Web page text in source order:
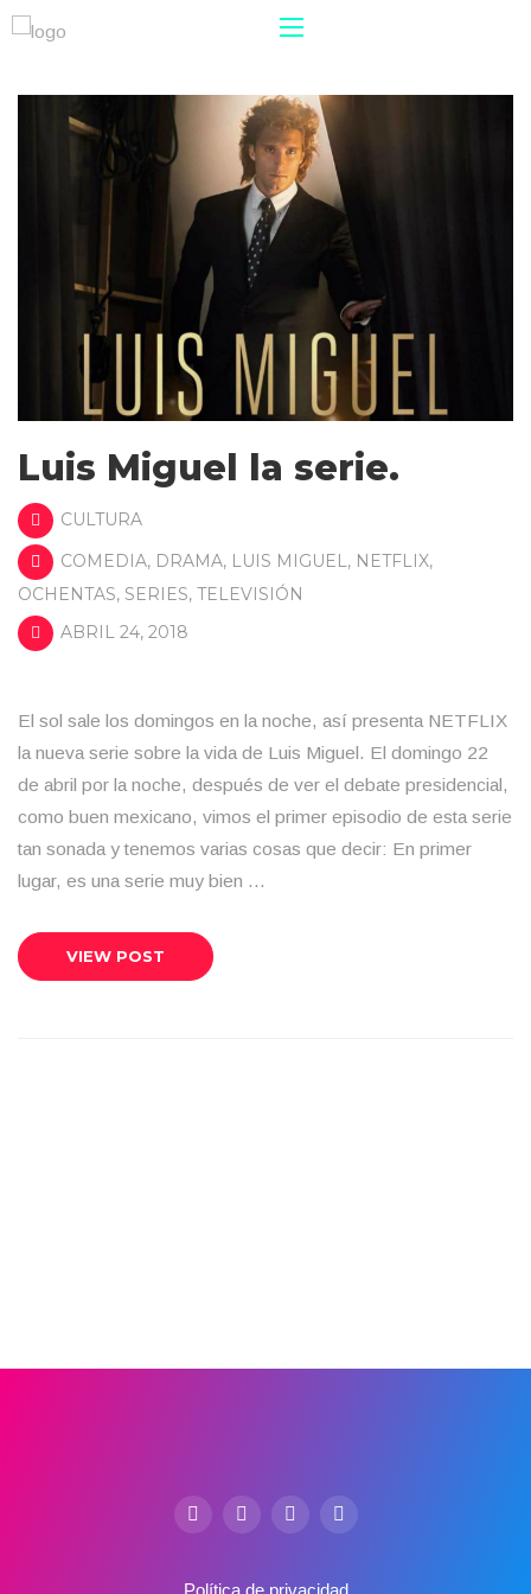
Luis Miguel la serie.
CULTURA
COMEDIA, DRAMA, LUIS MIGUEL, NETFLIX,
OCHENTAS, SERIES, TELEVISIÓN
ABRIL 24, 2018
El sol sale los domingos en la noche, así presenta NETFLIX
la nueva serie sobre la vida de Luis Miguel. El domingo 22
de abril por la noche, después de ver el debate presidencial,
como buen mexicano, vimos el primer episodio de esta serie
tan sonada y tenemos varias cosas que decir: En primer
lugar, es una serie muy bien …
VIEW POST
Política de privacidad